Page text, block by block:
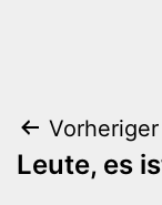
Leute, es